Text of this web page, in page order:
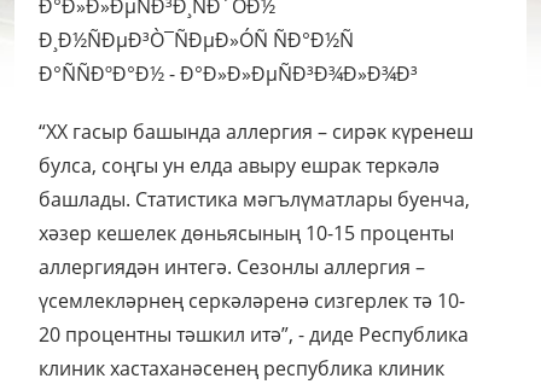
“XX гасыр башында аллергия – сирәк күренеш
булса, соңгы ун елда авыру ешрак теркәлә
башлады. Статистика мәгълүматлары буенча,
хәзер кешелек дөньясының 10-15 проценты
аллергиядән интегә. Сезонлы аллергия –
үсемлекләрнең серкәләренә сизгерлек тә 10-
20 процентны тәшкил итә”, - диде Республика
клиник хастаханәсенең республика клиник